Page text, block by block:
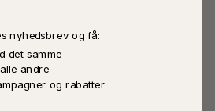
nyhedsbrev og få:
det samme
andre
og rabatter